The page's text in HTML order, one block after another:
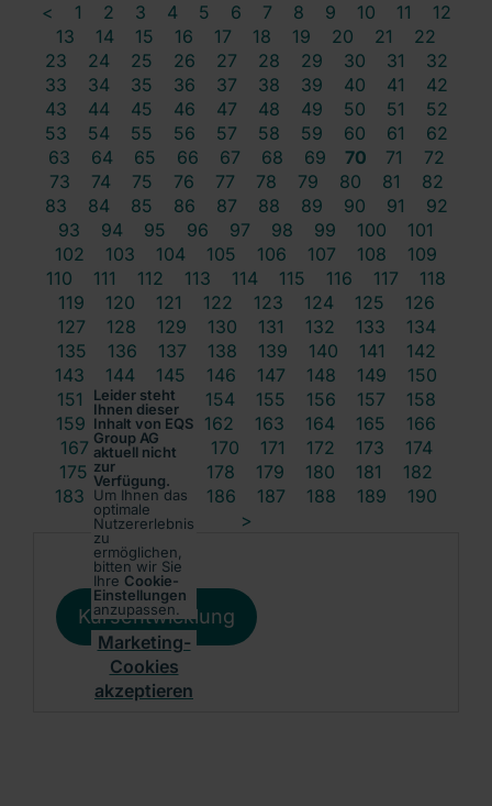
< 1 2 3 4 5 6 7 8 9 10 11
12
13
14 15 16 17 18 19 20 21
22
23
24 25 26 27 28 29 30 31
32
33
34 35 36 37 38 39 40 41
42
43
44 45 46 47 48 49 50 51
52
53
54 55 56 57 58 59 60 61
62
63
64 65 66 67 68 69 70 71
72
73
74 75 76 77 78 79 80 81
82
83
84 85 86 87 88 89 90 91
92
93
94 95 96 97 98 99 100
101
102
103 104 105 106 107 108
109
110
111 112 113 114 115 116 117
118
119
120 121 122 123 124 125
126
127
128 129 130 131 132 133
134
135
136 137 138 139 140 141
142
143
144 145 146 147 148 149
150
151
152 153 154 155 156 157
158
159
160 161 162 163 164 165
166
167
168 169 170 171 172 173
174
175
176 178 179 180 181
182
183
184 185 186 187 188 189
190
>
Leider steht
Ihnen dieser
Inhalt von EQS
Group AG
aktuell nicht
zur
Verfügung.
Um Ihnen das
optimale
Nutzererlebnis
zu
ermöglichen,
bitten wir Sie
Ihre Cookie-
Einstellungen
anzupassen.
Marketing-
Cookies
akzeptieren
Kursentwicklung